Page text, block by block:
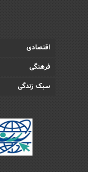
اقتصادی
فرهنگی
سبک زندگی